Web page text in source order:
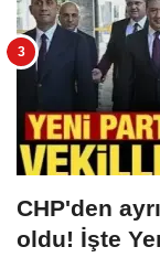
CHP'den
oldu! İşte